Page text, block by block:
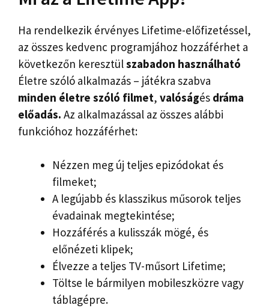
Ha rendelkezik érvényes Lifetime-előfizetéssel,
az összes kedvenc programjához hozzáférhet a
következőn keresztülszabadon használható
Életre szóló alkalmazás – játékra szabva
minden életre szóló filmet, valóságés dráma
előadás. Az alkalmazással az összes alábbi
funkcióhoz hozzáférhet:
Nézzen meg új teljes epizódokat és
filmeket;
A legújabb és klasszikus műsorok teljes
évadainak megtekintése;
Hozzáférés a kulisszák mögé, és
előnézeti klipek;
Élvezze a teljes TV-műsort Lifetime;
Töltse le bármilyen mobileszközre vagy
táblagépre.